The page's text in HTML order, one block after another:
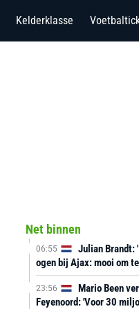
Kelderklasse
Net binnen
06:55
Julian Brandt:
ogen bij Ajax: mooi om
23:56
Mario Been
Feyenoord: 'Voor 30